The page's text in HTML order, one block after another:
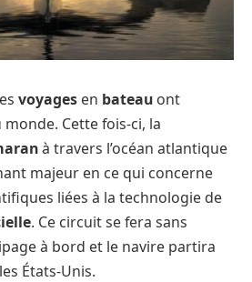
voyages en bateau ont
Cette fois-ci, la
à travers l’océan atlantique
majeur en ce qui concerne
liées à la technologie de
. Ce circuit se fera sans
à bord et le navire partira
États-Unis.